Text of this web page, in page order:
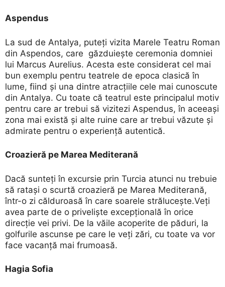
Aspendus
La sud de Antalya, puteți vizita Marele Teatru Roman
din Aspendos, care găzduiește ceremonia domniei
lui Marcus Aurelius. Acesta este considerat cel mai
bun exemplu pentru teatrele de epoca clasică în
lume, fiind și una dintre atracțiile cele mai cunoscute
din Antalya. Cu toate că teatrul este principalul motiv
pentru care ar trebui să vizitezi Aspendus, în aceeași
zona mai există și alte ruine care ar trebui văzute și
admirate pentru o experiență autentică.
Croazieră pe Marea Mediterană
Dacă sunteți în excursie prin Turcia atunci nu trebuie
să ratași o scurtă croazieră pe Marea Mediterană,
într-o zi călduroasă în care soarele strălucește.Veți
avea parte de o priveliște excepțională în orice
direcție vei privi. De la văile acoperite de păduri, la
golfurile ascunse pe care le veți zări, cu toate va vor
face vacanță mai frumoasă.
Hagia Sofia